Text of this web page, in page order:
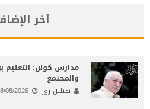
آخر
مدارس كولن: التعليم
والمجتمع
هيلين روز 08/2026